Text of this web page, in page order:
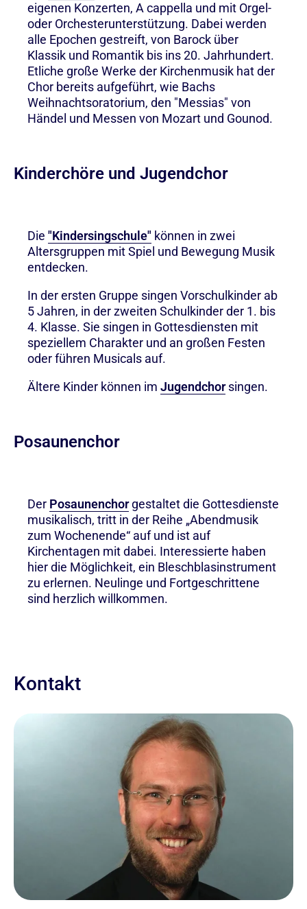
eigenen Konzerten, A cappella und mit Orgel-
oder Orchesterunterstützung. Dabei werden
alle Epochen gestreift, von Barock über
Klassik und Romantik bis ins 20. Jahrhundert.
Etliche große Werke der Kirchenmusik hat der
Chor bereits aufgeführt, wie Bachs
Weihnachtsoratorium, den "Messias" von
Händel und Messen von Mozart und Gounod.
Kinderchöre und Jugendchor
Die "Kindersingschule" können in zwei
Altersgruppen mit Spiel und Bewegung Musik
entdecken.
In der ersten Gruppe singen Vorschulkinder ab
5 Jahren, in der zweiten Schulkinder der 1. bis
4. Klasse. Sie singen in Gottesdiensten mit
speziellem Charakter und an großen Festen
oder führen Musicals auf.
Ältere Kinder können im Jugendchorsingen.
Posaunenchor
Der Posaunenchorgestaltet die Gottesdienste
musikalisch, tritt in der Reihe „Abendmusik
zum Wochenende“ auf und ist auf
Kirchentagen mit dabei. Interessierte haben
hier die Möglichkeit, ein Bleschblasinstrument
zu erlernen. Neulinge und Fortgeschrittene
sind herzlich willkommen.
Kontakt